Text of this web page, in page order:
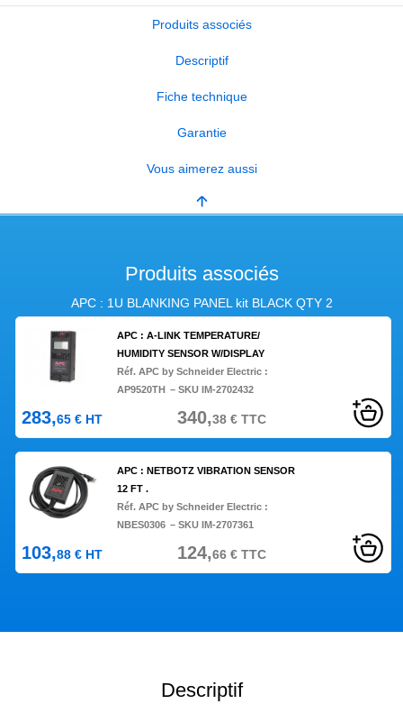
Produits associés
Descriptif
Fiche technique
Garantie
Vous aimerez aussi
Produits associés
APC : 1U BLANKING PANEL kit BLACK QTY 2
APC : A-LINK TEMPERATURE/
HUMIDITY SENSOR W/DISPLAY
Réf. APC by Schneider Electric :
AP9520TH – SKU IM-2702432
283,65 € HT 340,38€TTC
APC : NETBOTZ VIBRATION SENSOR
12 FT .
Réf. APC by Schneider Electric :
NBES0306 – SKU IM-2707361
103,88 € HT 124,66€TTC
Descriptif